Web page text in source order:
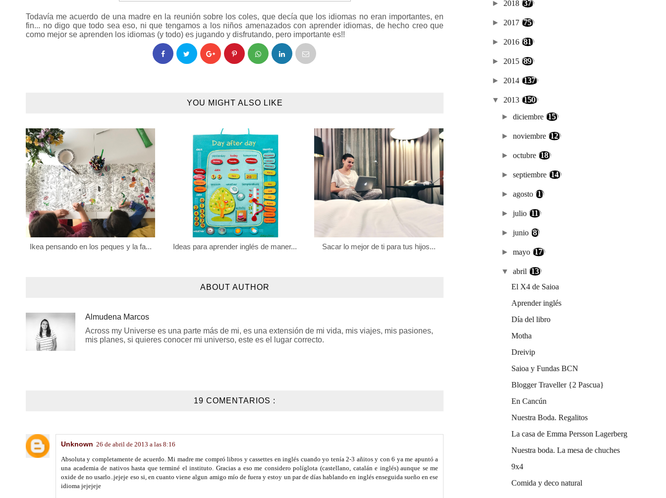
Todavía me acuerdo de una madre en la reunión sobre los coles, que decía que los idiomas no eran importantes, en
fin... no digo que todo sea eso, ni que tengamos a los niños amenazados con aprender idiomas, de hecho creo que
como mejor se aprenden los idiomas (y todo) es jugando y disfrutando, pero importante es!!
YOU MIGHT ALSO LIKE
Ikea pensando en los peques y la fa... Ideas para aprender inglés de maner... Sacar lo mejor de ti para tus hijos...
ABOUT AUTHOR
Almudena Marcos
Across my Universe es una parte más de mi, es una extensión de mi vida, mis viajes, mis pasiones,
mis planes, si quieres conocer mi universo, este es el lugar correcto.
19 COMENTARIOS :
Unknown 26 de abril de 2013 a las 8:16
Absoluta y completamente de acuerdo. Mi madre me compró libros y cassettes en inglés cuando yo tenía 2-3 añitos y con 6 ya me apuntó a
una academia de nativos hasta que terminé el instituto. Gracias a eso me considero políglota (castellano, catalán e inglés) aunque se me
oxide de no usarlo..jejeje eso si, en cuanto viene algun amigo mío de fuera y estoy un par de días hablando en inglés enseguida sueño en ese
idioma jejejeje
► 2018 (37)
► 2017 (75)
► 2016 (81)
► 2015 (89)
► 2014 (137)
▼ 2013 (150)
►diciembre (15)
►noviembre (12)
►octubre (18)
►septiembre (14)
►agosto(1)
►julio(11)
►junio(8)
►mayo (17)
▼abril (13)
El X4 de Saioa
Aprender inglés
Día del libro
Motha
Dreivip
Saioa y Fundas BCN
Blogger Traveller {2 Pascua}
En Cancún
Nuestra Boda. Regalitos
La casa de Emma Persson Lagerberg
Nuestra boda. La mesa de chuches
9x4
Comida y deco natural